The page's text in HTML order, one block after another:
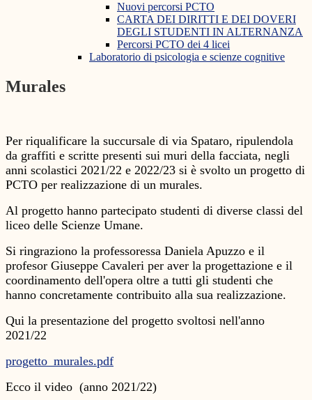
Nuovi percorsi PCTO
CARTA DEI DIRITTI E DEI DOVERI
DEGLI STUDENTI IN ALTERNANZA
Percorsi PCTO dei 4 licei
Laboratorio di psicologia e scienze cognitive
Murales
Per riqualificare la succursale di via Spataro, ripulendola
da graffiti e scritte presenti sui muri della facciata, negli
anni scolastici 2021/22 e 2022/23 si è svolto un progetto di
PCTO per realizzazione di un murales.
Al progetto hanno partecipato studenti di diverse classi del
liceo delle Scienze Umane.
Si ringraziono la professoressa Daniela Apuzzo e il
profesor Giuseppe Cavaleri per aver la progettazione e il
coordinamento dell'opera oltre a tutti gli studenti che
hanno concretamente contribuito alla sua realizzazione.
Qui la presentazione del progetto svoltosi nell'anno
2021/22
progetto_murales.pdf
Ecco il video (anno 2021/22)